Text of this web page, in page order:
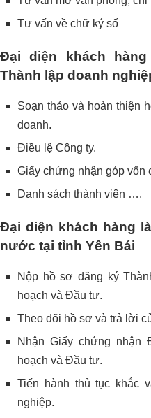
Tư vấn về chữ ký số
Đại diện khách
Thành lập doanh
Soạn thảo và hoàn thiện
doanh.
Điều lệ Công ty.
Giấy chứng nhận góp vốn
Danh sách thành viên ….
Đại diện khách hàng
nước tại tỉnh Yên Bái
Nộp hồ sơ đăng ký
hoạch và Đầu tư.
Theo dõi hồ sơ và trả lời
Nhận Giấy chứng
hoạch và Đầu tư.
Tiến hành thủ tục khắc
nghiệp.